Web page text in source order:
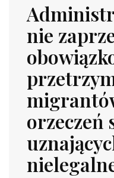
nie
orzeczeń